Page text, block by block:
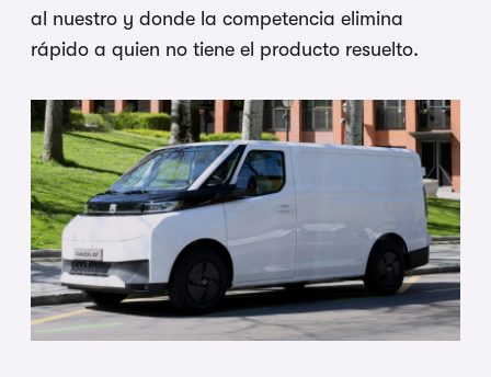
al nuestro y donde la competencia elimina
rápido a quien no tiene el producto resuelto.